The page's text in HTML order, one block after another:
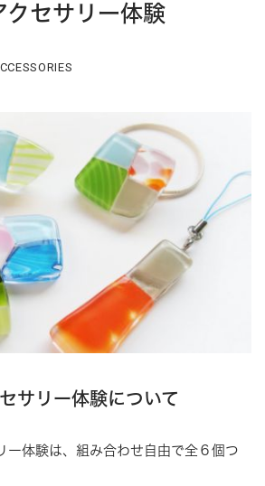
クセサリー体験
サリー体験について
ー体験は、組み合わせ自由で全６個つ